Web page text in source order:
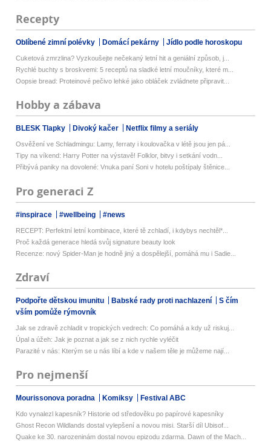
Recepty
Oblíbené zimní polévky Domácí pekárny Jídlo podle horoskopu
Cuketová zmrzlina? Vyzkoušejte nečekaný letní hit a geniální způsob, j...
Rychlé buchty s broskvemi: 5 receptů na sladké letní moučníky, které m...
Oopsie bread: Proteinové pečivo lehké jako obláček zvládnete připravit...
Hobby a zábava
BLESK Tlapky Divoký kačer Netflix filmy a seriály
Osvěžení ve Schladmingu: Lamy, ferraty i koulovačka v létě jsou jen pá...
Tipy na víkend: Harry Potter na výstavě! Folklor, bitvy i setkání vodn...
Přibývá paniky na dovolené: Vnuka paní Soni v hotelu poštípaly štěnice...
Pro generaci Z
#inspirace #wellbeing #news
RECEPT: Perfektní letní kombinace, které tě zchladí, i kdybys nechtěl*...
Proč každá generace hledá svůj signature beauty look
Recenze: nový Spider-Man je hodně jiný a dospělejší, pomáhá mu i Sadie...
Zdraví
Podpořte dětskou imunitu Babské rady proti nachlazení
S čím
vším pomůže rýmovník
Jak se zdravě zchladit v tropických vedrech: Co pomáhá a kdy už riskuj...
Úpal a úžeh: Jak je poznat a jak se z nich rychle vyléčit
Parazité v nás: Kterým se u nás líbí a kde v našem těle je můžeme nají...
Pro nejmenší
Mourissonova poradna Komiksy Festival ABC
Kdo vynalezl kapesník? Historie od středověku po papírové kapesníky
Ghost Recon Wildlands dostal vylepšení a novou misi. Starší díl Ubisof...
Quake ke 30. narozeninám dostal novou epizodu zdarma. Dawn of the Mach...